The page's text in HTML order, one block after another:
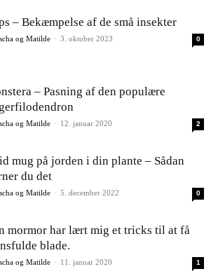
– Bekæmpelse af de små insekter
og Matilde - 3. oktober 2023 0
– Pasning af den populære
og Matilde - 12. januar 2020 2
mug på jorden i din plante – Sådan
du det
og Matilde - 5. december 2022 0
mormor har lært mig et tricks til at få
blade.
og Matilde - 11. januar 2020 1